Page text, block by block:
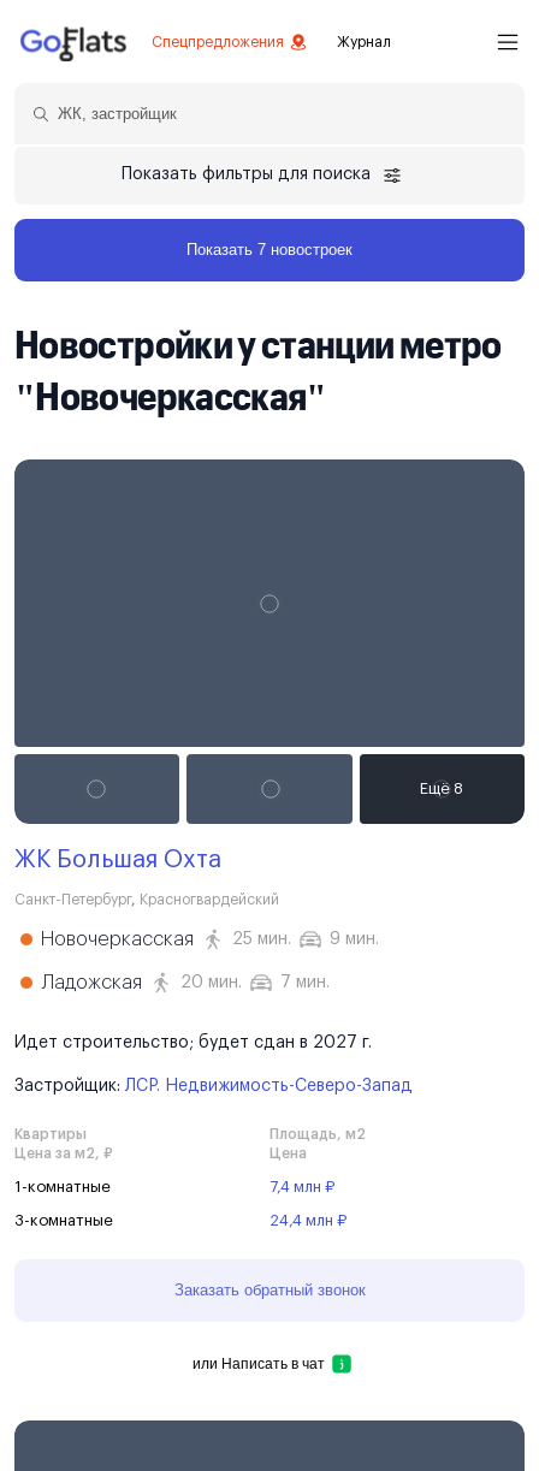
Спецпредложения Журнал
Показать фильтры для поиска
Показать 7 новостроек
Новостройки у станции метро
"Новочеркасская"
ЖК Большая Охта
Санкт-Петербург, Красногвардейский
Новочеркасская 25 мин. 9 мин.
Ладожская 20 мин. 7 мин.
Идет строительство; будет сдан в 2027 г.
Застройщик: ЛСР. Недвижимость-Северо-Запад
Квартиры
Площадь, м2
Цена за м2, ₽
Цена
1-комнатные 7,4 млн ₽
3-комнатные 24,4 млн ₽
Заказать обратный звонок
или Написать в чат